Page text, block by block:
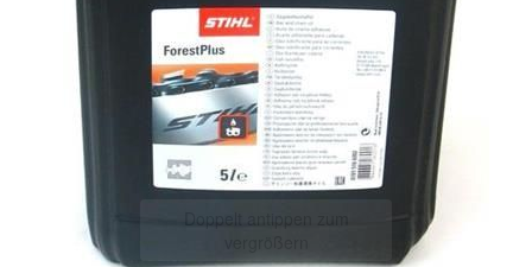
Doppelt antippen zum